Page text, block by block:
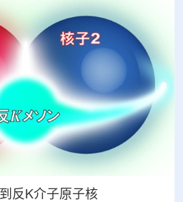
反K介子原子核